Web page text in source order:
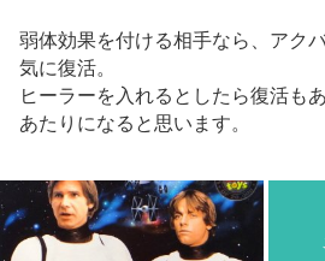
弱体効果を付ける相手なら、アク
気に復活。
ヒーラーを入れるとしたら復活も
あたりになると思います。